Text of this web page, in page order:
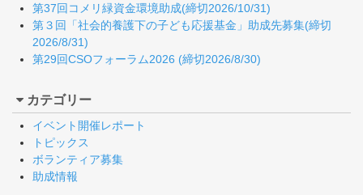
第37回コメリ緑資金環境助成(締切2026/10/31)
第３回「社会的養護下の子ども応援基金」助成先募集(締切
2026/8/31)
第29回CSOフォーラム2026 (締切2026/8/30)
カテゴリー
イベント開催レポート
トピックス
ボランティア募集
助成情報